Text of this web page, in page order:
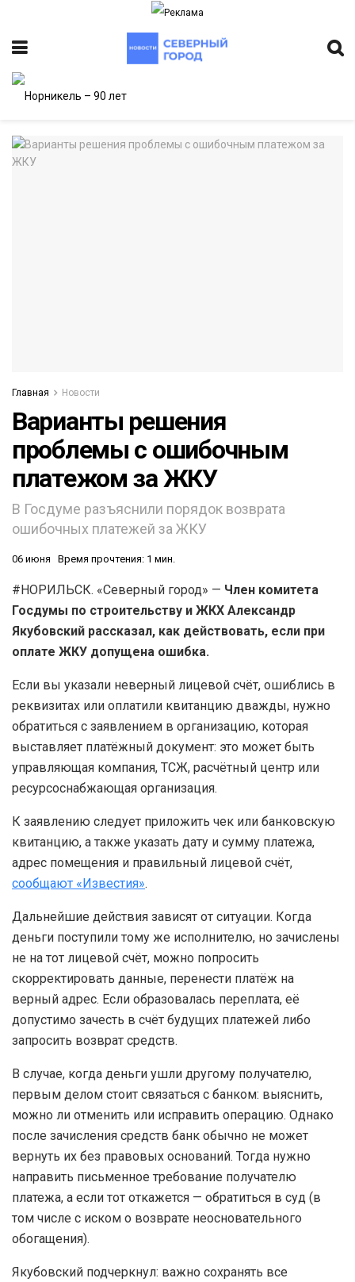
Главная Новости
Варианты решения
проблемы с ошибочным
платежом за ЖКУ
В Госдуме разъяснили порядок возврата
ошибочных платежей за ЖКУ
06 июня Время прочтения: 1 мин.
#НОРИЛЬСК. «Северный город» — Член комитета
Госдумы по строительству и ЖКХ Александр
Якубовский рассказал, как действовать, если при
оплате ЖКУ допущена ошибка.
Если вы указали неверный лицевой счёт, ошиблись в
реквизитах или оплатили квитанцию дважды, нужно
обратиться с заявлением в организацию, которая
выставляет платёжный документ: это может быть
управляющая компания, ТСЖ, расчётный центр или
ресурсоснабжающая организация.
К заявлению следует приложить чек или банковскую
квитанцию, а также указать дату и сумму платежа,
адрес помещения и правильный лицевой счёт,
сообщают «Известия».
Дальнейшие действия зависят от ситуации. Когда
деньги поступили тому же исполнителю, но зачислены
не на тот лицевой счёт, можно попросить
скорректировать данные, перенести платёж на
верный адрес. Если образовалась переплата, её
допустимо зачесть в счёт будущих платежей либо
запросить возврат средств.
В случае, когда деньги ушли другому получателю,
первым делом стоит связаться с банком: выяснить,
можно ли отменить или исправить операцию. Однако
после зачисления средств банк обычно не может
вернуть их без правовых оснований. Тогда нужно
направить письменное требование получателю
платежа, а если тот откажется — обратиться в суд (в
том числе с иском о возврате неосновательного
обогащения).
Якубовский подчеркнул: важно сохранять все